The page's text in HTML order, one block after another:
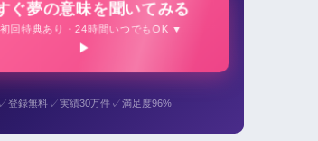
ぐ夢の意味を聞いてみる
回特典あり・24時間いつでもOK ▼
✓登録無料 ✓実績30万件 ✓満足度96%